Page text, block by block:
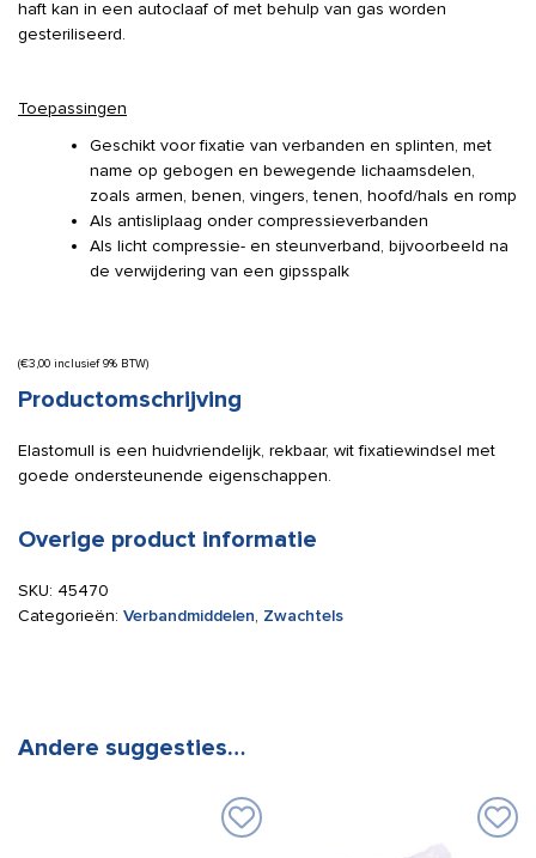
haft kan in een autoclaaf of met behulp van gas worden
gesteriliseerd.
Toepassingen
Geschikt voor fixatie van verbanden en splinten, met
name op gebogen en bewegende lichaamsdelen,
zoals armen, benen, vingers, tenen, hoofd/hals en romp
Als antisliplaag onder compressieverbanden
Als licht compressie- en steunverband, bijvoorbeeld na
de verwijdering van een gipsspalk
(€3,00 inclusief 9% BTW)
Productomschrijving
Elastomull is een huidvriendelijk, rekbaar, wit fixatiewindsel met
goede ondersteunende eigenschappen.
Overige product informatie
SKU: 45470
Categorieën: Verbandmiddelen, Zwachtels
Andere suggesties…